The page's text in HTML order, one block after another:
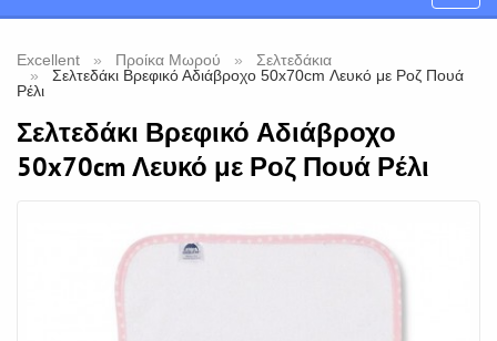
Excellent Προίκα Μωρού
Σελτεδάκια
Σελτεδάκι Βρεφικό Αδιάβροχο 50x70cm Λευκό με Ροζ Πουά
Ρέλι
Σελτεδάκι Βρεφικό Αδιάβροχο
50x70cm Λευκό με Ροζ Πουά Ρέλι